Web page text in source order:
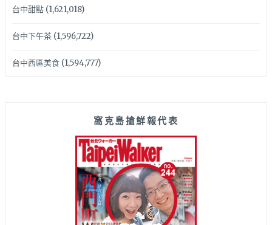
台中甜點(1,621,018)
台中下午茶(1,596,722)
台中西區美食(1,594,777)
窩克島搶鮮報代表